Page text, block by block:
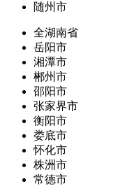
随州市
全湖南省
岳阳市
湘潭市
郴州市
邵阳市
张家界市
衡阳市
娄底市
怀化市
株洲市
常德市